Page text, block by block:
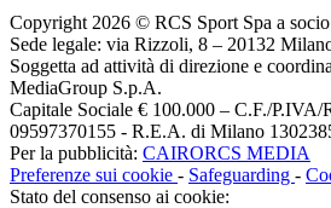
Copyright 2026 © RCS Sport Spa a
Sede legale: via Rizzoli, 8 – 20132
Soggetta ad attività di direzione e
MediaGroup S.p.A.
Capitale Sociale € 100.000 – C.F./
09597370155 - R.E.A. di Milano
Per la pubblicità: CAIRORCS MEDIA
Preferenze sui cookie - Safeguarding -
Stato del consenso ai cookie: